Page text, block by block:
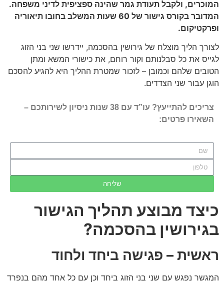
המוכרים, ולקבל תעודת גמר שהינה ספציפית לדיני משפחה.
המדובר בקורס גישור של 60 שעות המשלב בחובו תיאוריה
ופרקטיקום.
לצורך הליך מוצלח של גירושין בהסכמה, יידרשו שני בני הזוג
לגייס את כל סבלנותם וקור רוחם, את כישורי המשא ומתן
הטובים שלהם וכמובן – לזכור שמטרת ההליך היא להגיע להסכם
הוגן עבור שני הצדדים.
צריכים להתייעץ? עו”ד עם 38 שנות ניסיון לשירותכם –
השאירו פרטים:
שליחה
כיצד מבוצע תהליך הגישור
בגירושין בהסכמה?
ראשית – פגישה ביחד ולחוד
המגשר נפגש עם שני בני הזוג ביחד וכן עם כל אחד מהם בנפרד